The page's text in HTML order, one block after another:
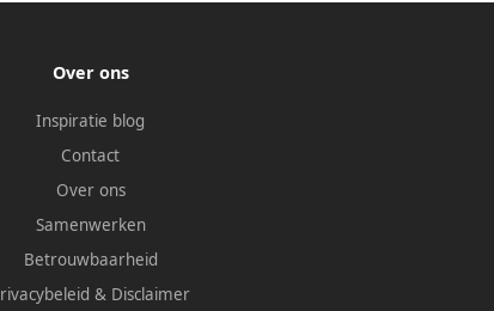
Over ons
Inspiratie blog
Contact
Over ons
Samenwerken
Betrouwbaarheid
& Disclaimer